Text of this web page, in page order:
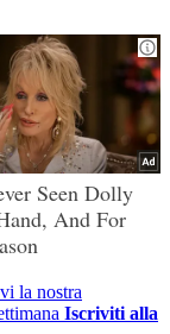
la nostra
Iscriviti alla